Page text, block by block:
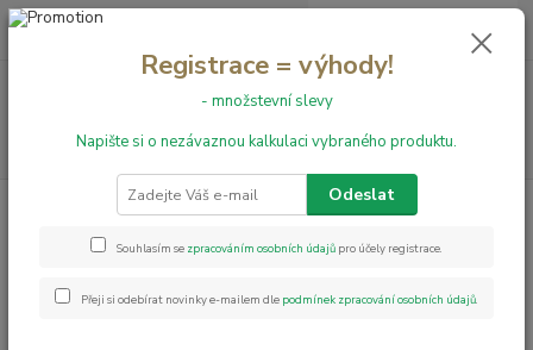
Hledat
+420 731 199 591 0,00 Kč
PVC podlahy Superb PVC Superb Nowra - š. 3 m
PVC Superb Nowra - š. 3 m
Registrace = výhody!
- množstevní slevy
Napište si o nezávaznou kalkulaci vybraného produktu.
Odeslat
Souhlasím se zpracováním osobních údajů pro účely registrace.
Přeji si odebírat novinky e-mailem dle podmínek zpracování osobních údajů.